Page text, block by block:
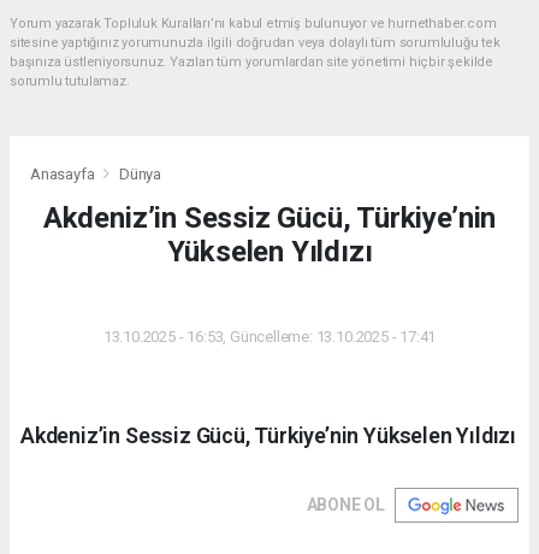
Yorum yazarak Topluluk Kuralları’nı kabul etmiş bulunuyor ve hurnethaber.com